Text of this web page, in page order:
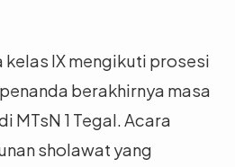
kelas IX mengikuti prosesi
berakhirnya masa
MTsN 1 Tegal. Acara
sholawat yang